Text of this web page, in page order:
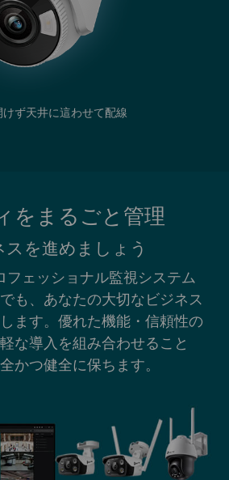
けず天井に這わせて配線
をまるごと管理
を進めましょう
フェッショナル監視システム
も、あなたの大切なビジネス
ます。優れた機能・信頼性の
な導入を組み合わせること
かつ健全に保ちます。